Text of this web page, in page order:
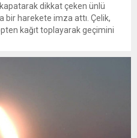
dikkat çeken ünlü
bir harekete imza attı. Çelik,
kağıt toplayarak geçimini